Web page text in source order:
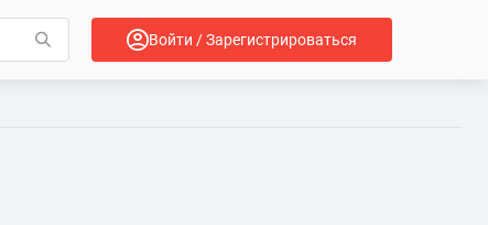
Войти / Зарегистрироваться